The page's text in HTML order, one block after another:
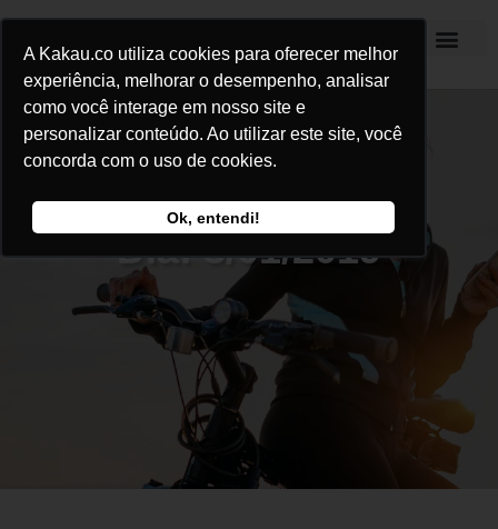
A Kakau.co utiliza cookies para oferecer melhor
experiência, melhorar o desempenho, analisar
como você interage em nosso site e
personalizar conteúdo. Ao utilizar este site, você
concorda com o uso de cookies.
Ok, entendi!
Dia: 3/01/2019